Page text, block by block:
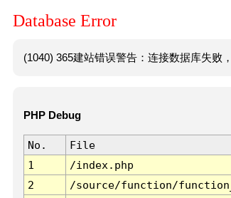
Database Error
(1040) 365建站错误警告：连接数据库失败
PHP Debug
No. File
1
/index.php
2
/source/function/